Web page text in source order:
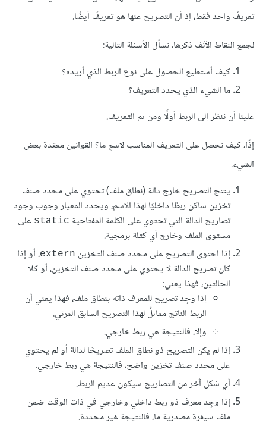
تعريفٌ واحد فقط، إذ أن التصريح عنها هو تعريفٌ أيضًا.
لجمع النقاط الآنف ذكرها، نسأل الأسئلة التالية:
كيف أستطيع الحصول على نوع الربط الذي أريده؟
ما الشيء الذي يحدد التعريف؟
علينا أن ننظر إلى الربط أولًا ومن ثم التعريف.
إذّا، كيف نحصل على التعريف المناسب لاسمٍ ما؟ القوانين معقدة بعض
الشيء.
ينتج التصريح خارج دالة (نطاق ملف) تحتوي على محدد صنف
تخزين ساكن ربطًا داخليًا لهذا الاسم، ويحدد المعيار وجوب وجود
تصاريح الدالة التي تحتوي على الكلمة المفتاحية static على
مستوى الملف وخارج أي كتلة برمجية.
إذا احتوى التصريح على محدد صنف التخزين extern، أو إذا
كان تصريح الدالة لا يحتوي على محدد صنف التخزين، أو كلا
الحالتين، فهذا يعني:
إذا وجِد تصريح للمعرف ذاته بنطاق ملف، فهذا يعني أن
الربط الناتج مماثلٌ لهذا التصريح السابق المرئي.
وإلا، فالنتيجة هي ربط خارجي.
إذا لم يكن التصريح ذو نطاق الملف تصريحًا لدالة أو لم يحتوي
على محدد صنف تخزين واضح، فالنتيجة هي ربط خارجي.
أي شكل آخر من التصاريح سيكون عديم الربط.
إذا وجِد معرف ذو ربط داخلي وخارجي في ذات الوقت ضمن
ملف شيفرة مصدرية ما، فالنتيجة غير محددة.